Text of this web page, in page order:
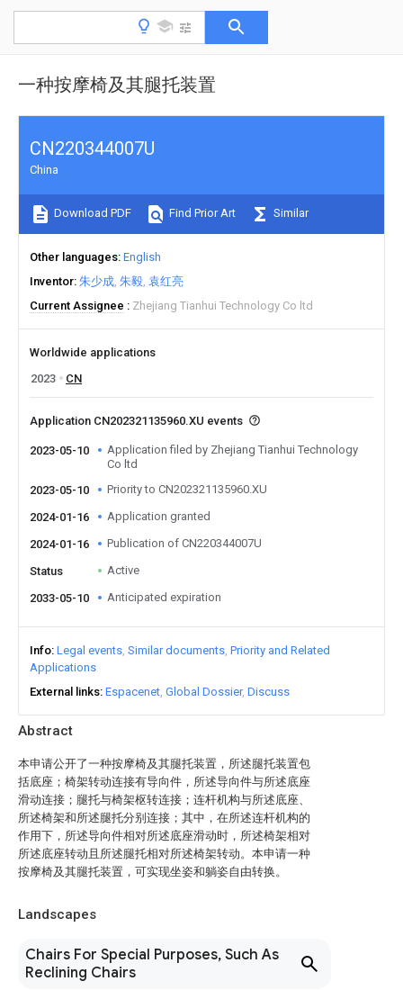
一种按摩椅及其腿托装置
Abstract
本申请公开了一种按摩椅及其腿托装置，所述腿托装置包
括底座；椅架转动连接有导向件，所述导向件与所述底座
滑动连接；腿托与椅架枢转连接；连杆机构与所述底座、
所述椅架和所述腿托分别连接；其中，在所述连杆机构的
作用下，所述导向件相对所述底座滑动时，所述椅架相对
所述底座转动且所述腿托相对所述椅架转动。本申请一种
按摩椅及其腿托装置，可实现坐姿和躺姿自由转换。
Landscapes
Chairs For Special Purposes, Such As
Reclining Chairs
CN220344007U
China
Download PDF Find Prior Art Similar
Other languages English
Inventor 朱少成 朱毅 袁红亮
Current Assignee
Zhejiang Tianhui Technology Co ltd
Worldwide applications
2023
CN
Application CN202321135960.XU events
2023-05-10
Application filed by Zhejiang Tianhui Technology
Co ltd
2023-05-10
Priority to CN202321135960.XU
2024-01-16 Application granted
2024-01-16 Publication of CN220344007U
Status Active
2033-05-10 Anticipated expiration
Info Legal events Similar documents Priority and Related
Applications
External links Espacenet Global Dossier Discuss